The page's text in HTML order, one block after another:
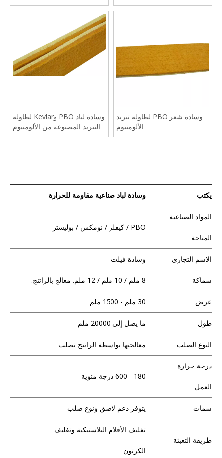
وسادة لباد PBO وKevlar لطاولة
التبريد المصنوعة من الألومنيوم
وسادة شعر PBO لطاولة تبريد
الألومنيوم
يكتب وسادة لباد صناعية مقاومة للحرارة
المواد الصناعية
المتاحة
PBO / كيفلر / نومكس / بوليستر
الاسم التجاري وسادة فيلت
سماكة 8 ملم / 10 ملم / 12 ملم. معالج بالراتنج.
عرض 30 ملم - 1500 ملم
طول ما يصل إلى 20000 ملم
النوع الصلب معالجتها بواسطة الراتنج تصلب
درجة حرارة
العمل
180 - 600 درجة مئوية
سمات يتوفر دعم لاصق ونوع صلب
طريقة التعبئة
تغليف الأفلام البلاستيكية وتغليف
الكرتون